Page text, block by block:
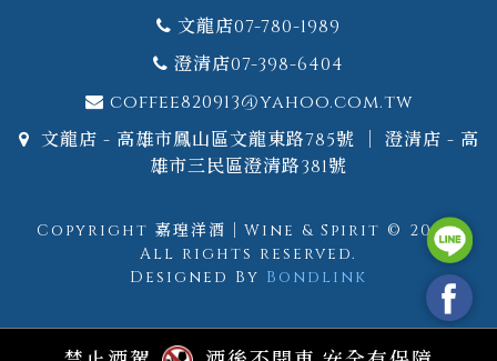
文龍店07-780-1989
澄清店07-398-6404
coffee820913@yahoo.com.tw
文龍店 - 高雄市鳳山區文龍東路785號 ｜ 澄清店 - 高
雄市三民區澄清路381號
Copyright 嘉瑝洋酒｜Wine & Spirit © 2026.
All rights reserved.
Designed By Bondlink